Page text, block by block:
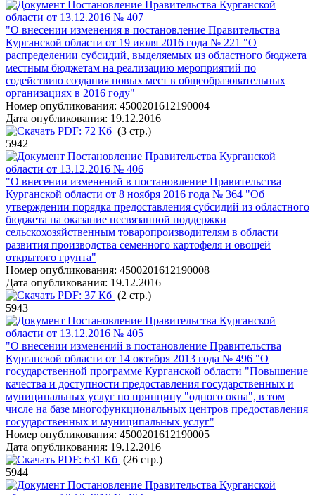
Постановление Правительства Курганской
области от 13.12.2016 № 407
"О внесении изменения в постановление Правительства
Курганской области от 19 июля 2016 года № 221 "О
распределении субсидий, выделяемых из областного бюджета
местным бюджетам на реализацию мероприятий по
содействию создания новых мест в общеобразовательных
организациях в 2016 году"
Номер опубликования: 4500201612190004
Дата опубликования: 19.12.2016
PDF: 72 Кб (3 стр.)
5942
Постановление Правительства Курганской
области от 13.12.2016 № 406
"О внесении изменений в постановление Правительства
Курганской области от 8 ноября 2016 года № 364 "Об
утверждении порядка предоставления субсидий из областного
бюджета на оказание несвязанной поддержки
сельскохозяйственным товаропроизводителям в области
развития производства семенного картофеля и овощей
открытого грунта"
Номер опубликования: 4500201612190008
Дата опубликования: 19.12.2016
PDF: 37 Кб (2 стр.)
5943
Постановление Правительства Курганской
области от 13.12.2016 № 405
"О внесении изменений в постановление Правительства
Курганской области от 14 октября 2013 года № 496 "О
государственной программе Курганской области "Повышение
качества и доступности предоставления государственных и
муниципальных услуг по принципу "одного окна", в том
числе на базе многофункциональных центров предоставления
государственных и муниципальных услуг"
Номер опубликования: 4500201612190005
Дата опубликования: 19.12.2016
PDF: 631 Кб (26 стр.)
5944
Постановление Правительства Курганской